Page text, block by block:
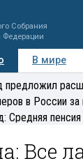
Собрания
Федерации
В мире
предложил
в России
Средняя
Все